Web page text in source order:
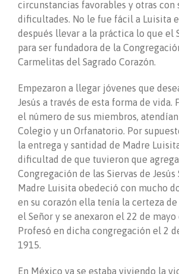
circunstancias favorables y otras con
dificultades. No le fue fácil a Luisita
después llevar a la práctica lo que el
para ser fundadora de la
Carmelitas del Sagrado Corazón.
Empezaron a llegar jóvenes que
Jesús a través de esta forma de vida.
el número de sus miembros,
Colegio y un Orfanatorio. Por
la entrega y santidad de Madre
dificultad de que tuvieron que
Congregación de las Siervas de Jesús
Madre Luisita obedeció con mucho
en su corazón ella tenía la certeza
el Señor y se anexaron el 22 de mayo
Profesó en dicha congregación el 2
1915.
En México ya se estaba viviendo la